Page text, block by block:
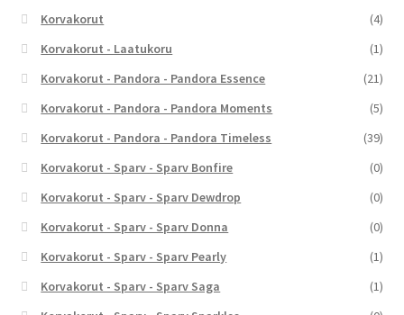
Korvakorut
(4)
Korvakorut - Laatukoru
(1)
Korvakorut - Pandora - Pandora Essence
(21)
Korvakorut - Pandora - Pandora Moments
(5)
Korvakorut - Pandora - Pandora Timeless
(39)
Korvakorut - Sparv - Sparv Bonfire
(0)
Korvakorut - Sparv - Sparv Dewdrop
(0)
Korvakorut - Sparv - Sparv Donna
(0)
Korvakorut - Sparv - Sparv Pearly
(1)
Korvakorut - Sparv - Sparv Saga
(1)